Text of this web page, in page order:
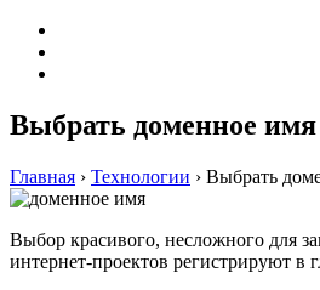
Выбрать доменное имя
Главная › Технологии › Выбрать
Выбор красивого, несложного для
интернет-проектов регистрируют